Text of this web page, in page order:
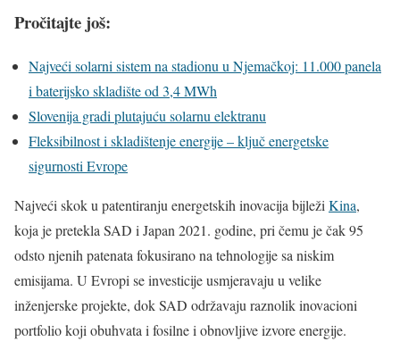
Pročitajte još:
Najveći solarni sistem na stadionu u Njemačkoj: 11.000 panela
i baterijsko skladište od 3,4 MWh
Slovenija gradi plutajuću solarnu elektranu
Fleksibilnost i skladištenje energije – ključ energetske
sigurnosti Evrope
Najveći skok u patentiranju energetskih inovacija bijleži Kina,
koja je pretekla SAD i Japan 2021. godine, pri čemu je čak 95
odsto njenih patenata fokusirano na tehnologije sa niskim
emisijama. U Evropi se investicije usmjeravaju u velike
inženjerske projekte, dok SAD održavaju raznolik inovacioni
portfolio koji obuhvata i fosilne i obnovljive izvore energije.